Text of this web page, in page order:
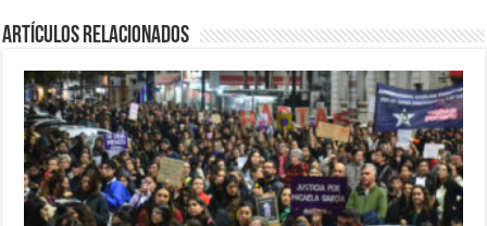
Artículos Relacionados